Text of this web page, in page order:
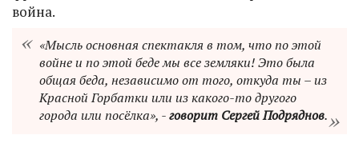
война.
«Мысль основная спектакля в том, что по этой
войне и по этой беде мы все земляки! Это была
общая беда, независимо от того, откуда ты – из
Красной Горбатки или из какого-то другого
города или посёлка», -говорит Сергей Подряднов.